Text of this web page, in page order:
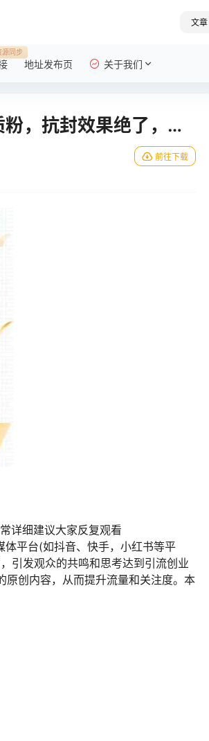
文章
源同步
地址发布页 关于我们
，抗封效果绝了，…
前往下载
详细建议大家反复观看
平台(如抖音、快手，小红书等平
引发观众的共鸣和思考达到引流创业
原创内容，从而提升流量和关注度。本